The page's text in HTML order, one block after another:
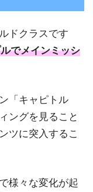
ドクラスです
でメインミッシ
「キャピトル
ングを見ること
ツに突入するこ
様々な変化が起